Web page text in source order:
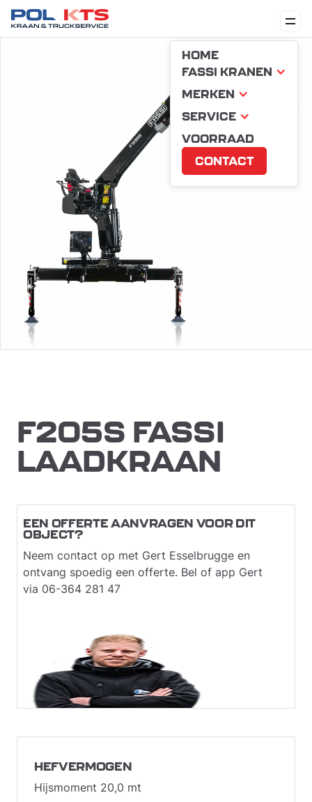
HOME
FASSI KRANEN
MERKEN
SERVICE
VOORRAAD
CONTACT
F205S FASSI
LAADKRAAN
EEN OFFERTE AANVRAGEN VOOR DIT
OBJECT?
Neem contact op met Gert Esselbrugge en
ontvang spoedig een offerte. Bel of app Gert
via 06-364 281 47
HEFVERMOGEN
Hijsmoment 20,0 mt